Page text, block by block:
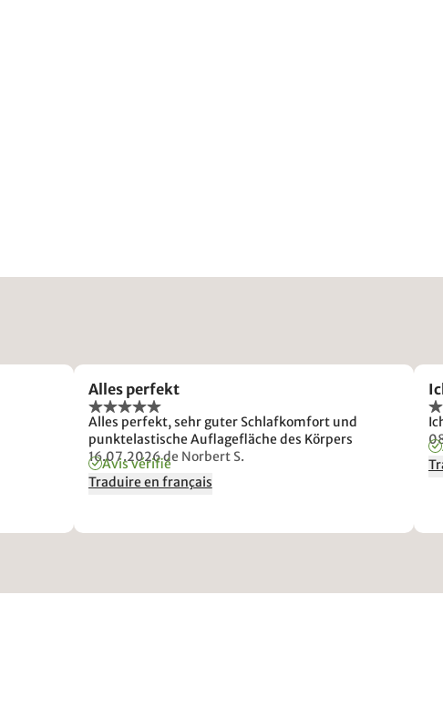
Alles perfekt
Alles perfekt, sehr guter Schlafkomfort und
punktelastische Auflagefläche des Körpers
16.07.2026de Norbert S.
Avis vérifié
Traduire en français